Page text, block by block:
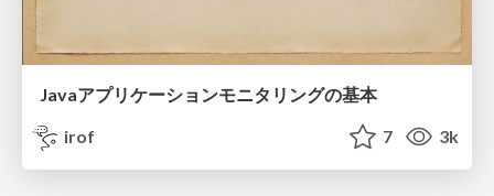
Javaアプリケーションモニタリングの基本
irof
7 3k